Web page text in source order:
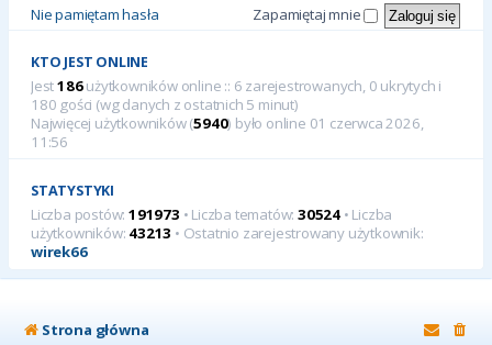
Nie pamiętam hasła Zapamiętaj mnie
KTO JEST ONLINE
Jest186użytkowników online :: 6 zarejestrowanych, 0 ukrytych i
180 gości (wg danych z ostatnich 5 minut)
Najwięcej użytkowników (5940) było online 01 czerwca 2026,
11:56
STATYSTYKI
Liczba postów: 191973 • Liczba tematów:30524 • Liczba
użytkowników: 43213 • Ostatnio zarejestrowany użytkownik:
wirek66
Strona główna